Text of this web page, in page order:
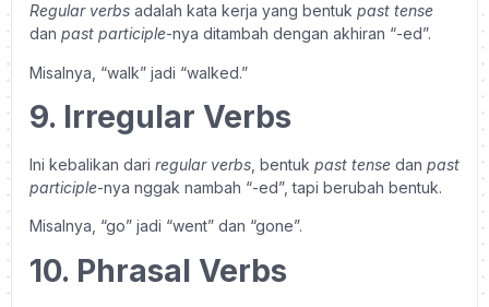
Regular verbs adalah kata kerja yang bentuk past tense
dan past participle-nya ditambah dengan akhiran “-ed”.
Misalnya, “walk” jadi “walked.”
9. Irregular Verbs
Ini kebalikan dari regular verbs , bentuk past tense dan past
participle-nya nggak nambah “-ed”, tapi berubah bentuk.
Misalnya, “go” jadi “went” dan “gone”.
10. Phrasal Verbs